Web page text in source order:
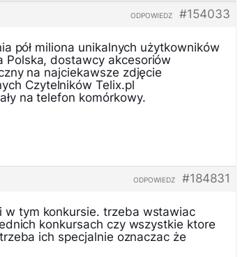
#154033
ODPOWIEDZ
pół miliona unikalnych użytkowników
Polska, dostawcy akcesoriów
na najciekawsze zdjęcie
Czytelników Telix.pl
na telefon komórkowy.
#184831
ODPOWIEDZ
w tym konkursie. trzeba wstawiac
konkursach czy wszystkie ktore
ich specjalnie oznaczac że